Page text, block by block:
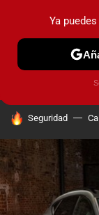
PRUEBAS
HOY SE HABLA
Seguridad
Ya